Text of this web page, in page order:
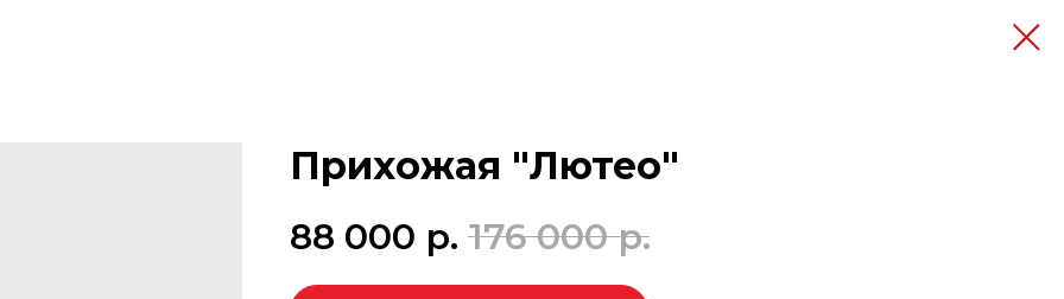
Прихожая "Лютео"
88 000 р. 176 000 р.